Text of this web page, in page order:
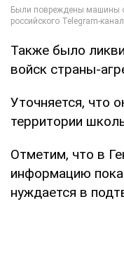
Также было
войск страны-
Уточняется, что
территории
Отметим, что в
информацию
нуждается в